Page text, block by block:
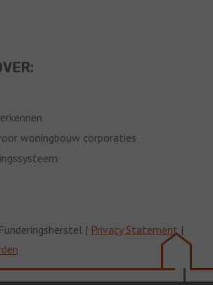
woningbouw corporaties
| Privacy Statement |